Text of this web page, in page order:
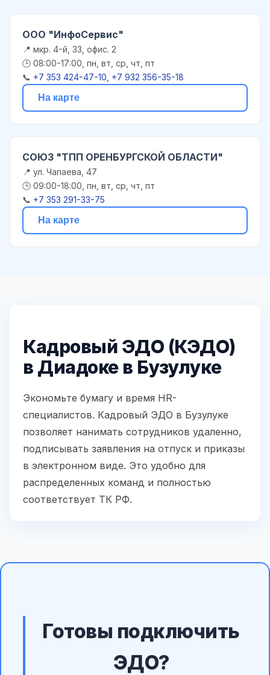
ООО "ИнфоСервис"
📍 мкр. 4-й, 33, офис. 2
🕒 08:00-17:00, пн, вт, ср, чт, пт
📞 +7 353 424-47-10, +7 932 356-35-18
На карте
СОЮЗ "ТПП ОРЕНБУРГСКОЙ ОБЛАСТИ"
📍 ул. Чапаева, 47
🕒 09:00-18:00, пн, вт, ср, чт, пт
📞 +7 353 291-33-75
На карте
Кадровый ЭДО (КЭДО)
в Диадоке в Бузулуке
Экономьте бумагу и время HR-
специалистов. Кадровый ЭДО в Бузулуке
позволяет нанимать сотрудников удаленно,
подписывать заявления на отпуск и приказы
в электронном виде. Это удобно для
распределенных команд и полностью
соответствует ТК РФ.
Готовы подключить
ЭДО?